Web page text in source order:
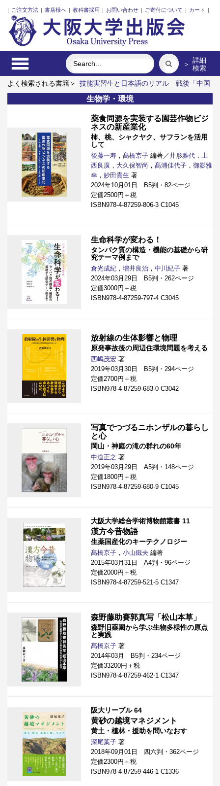
| ご注文方法 | 書店様へ | 教科書採用 | お問い合わせ | ご寄付について | カート |
＞ 詳細
検索
よく検索される書籍＞
技能実習生と日本語のリアル
戦後「中国
系」亡命文学者と越境する想像力
邪馬台国から大和政権へ
よ
みがえる適塾
生成される平和の民族誌 新版 緒方洪庵と適塾
生物学・環境
薬食同源を実装する園芸作物ビジ
ネスの新産業化
柿、桃、シャクヤク、サフランを活用
して
後藤一寿 ， 髙橋京子 編著／井形雅代 ，
上
西良廣 ， 大久保智尚 ， 髙浦佳代子 ， 御影雅
幸 ， 妙田貴生 著
2024年10月01日 B5判・82ページ
定価2500円＋税
ISBN978-4-87259-806-3 C1045
生命科学が変わる！
タンパク質の構造・機能の基礎から研
究テーマ例まで
倉光成紀 ， 増井良治 ， 中川紀子 著
2024年03月29日 B5判・262ページ
定価3000円＋税
ISBN978-4-87259-797-4 C3045
放射線の生体影響と物理
原発事故後の周辺住環境問題を考える
西嶋茂宏 著
2019年03月30日 B5判・294ページ
定価2700円＋税
ISBN978-4-87259-683-0 C3042
写真でつづるニホンザルの暮らし
と心
岡山・神庭の滝の群れの60年
中道正之 著
2019年03月29日 A5判・148ページ
定価1800円＋税
ISBN978-4-87259-680-9 C1045
大阪大学総合学術博物館叢書 11
漢方今昔物語
生薬国産化のキーテクノロジー
髙橋京子 ， 小山鐵夫 編著
2015年03月31日 A4判・96ページ
定価2000円＋税
ISBN978-4-87259-521-5 C1347
森野藤助賽郭真写「松山本草」
森野旧薬園から学ぶ生物多様性の原点
と実践
髙橋京子 著
2014年03月 B5判・234ページ
定価33200円＋税
ISBN978-4-87259-462-1 C1347
阪大リーブル 64
黄砂の越境マネジメント
黄土・植林・援助を問いなおす
深尾葉子 著
2018年09月01日 四六判・362ページ
定価2300円＋税
ISBN978-4-87259-446-1 C1336